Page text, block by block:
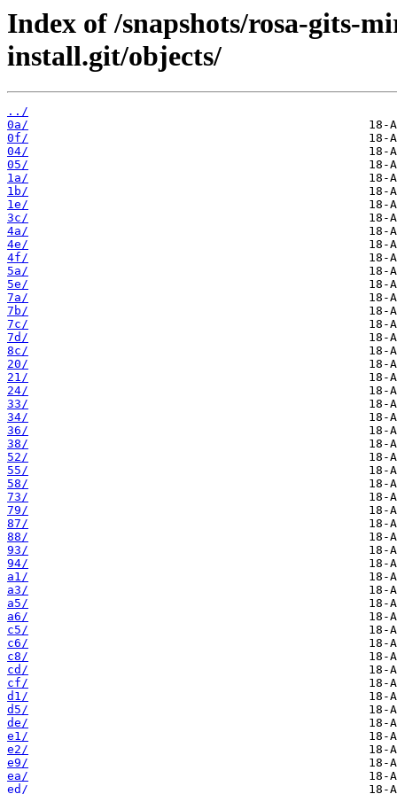
Index of /snapshots/rosa-gits-
install.git/objects/
../
0a/
0f/
04/
05/
1a/
1b/
1e/
3c/
4a/
4e/
4f/
5a/
5e/
7a/
7b/
7c/
7d/
8c/
20/
21/
24/
33/
34/
36/
38/
52/
55/
58/
73/
79/
87/
88/
93/
94/
a1/
a3/
a5/
a6/
c5/
c6/
c8/
cd/
cf/
d1/
d5/
de/
e1/
e2/
e9/
ea/
ed/